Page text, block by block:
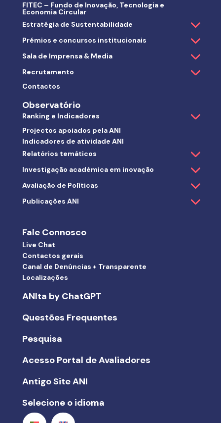
FITEC – Fundo de Inovação, Tecnologia e
Economia Circular
Estratégia de Sustentabilidade
Prémios e concursos institucionais
Sala de Imprensa & Media
Recrutamento
Contactos
Observatório
Ranking e Indicadores
Projectos apoiados pela ANI
Indicadores de atividade ANI
Relatórios temáticos
Investigação académica em inovação
Avaliação de Políticas
Publicações ANI
Fale Connosco
Live Chat
Contactos gerais
Canal de Denúncias + Transparente
Localizações
ANIta by ChatGPT
Questões Frequentes
Pesquisa
Acesso Portal de Avaliadores
Antigo Site ANI
Selecione o idioma